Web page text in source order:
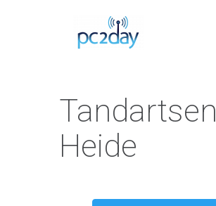
Tandartsen
Heide